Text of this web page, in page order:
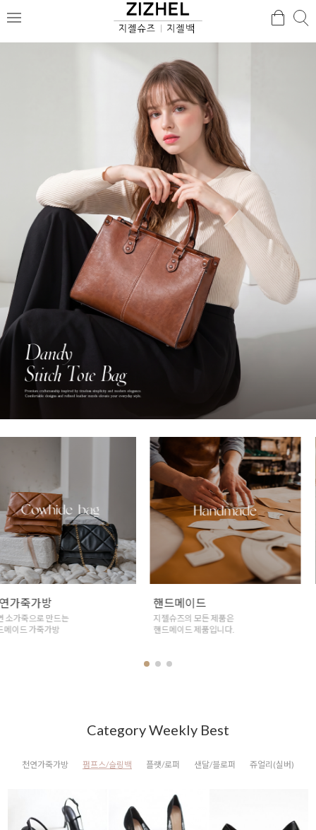
메
검
천연가죽가방
천연 소가죽으로 만드는
핸드메이드 가죽가방
핸드메이드
지젤슈즈의 모든 제품은
핸드메이드 제품입니다.
Category Weekly Best
천연가죽가방 펌프스/슬링백 플랫/로퍼 샌달/블로퍼 쥬얼리(실버)